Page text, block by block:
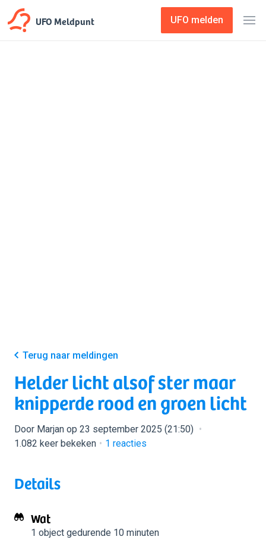
UFO Meldpunt UFO melden
Terug naar meldingen
Helder licht alsof ster maar
knipperde rood en groen licht
Door Marjan op 23 september 2025 (21:50)
1.082 keer bekeken
1 reacties
Details
Wat
1 object gedurende 10 minuten